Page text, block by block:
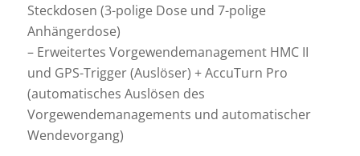
Steckdosen (3-polige Dose und 7-polige
Anhängerdose)
– Erweitertes Vorgewendemanagement HMC II
und GPS-Trigger (Auslöser) + AccuTurn Pro
(automatisches Auslösen des
Vorgewendemanagements und automatischer
Wendevorgang)